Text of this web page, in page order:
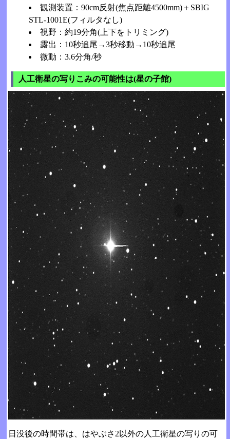
観測装置：90cm反射(焦点距離4500mm)＋SBIG
STL-1001E(フィルタなし)
視野：約19分角(上下をトリミング)
露出：10秒追尾→3秒移動→10秒追尾
微動：3.6分角/秒
人工衛星の写りこみの可能性は(星の子館)
日没後の時間帯は、はやぶさ2以外の人工衛星の写りの可